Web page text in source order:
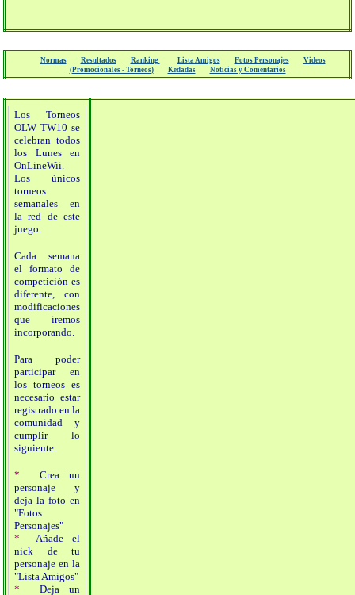
Normas Resultados Ranking Lista Amigos Fotos Personajes
Videos
(Promocionales - Torneos)
Kedadas Noticias y Comentarios
Los Torneos
OLW TW10 se
celebran todos
los Lunes en
OnLineWii.
Los únicos
torneos
semanales en
la red de este
juego.
Cada semana
el formato de
competición es
diferente, con
modificaciones
que iremos
incorporando.
Para poder
participar en
los torneos es
necesario estar
registrado en la
comunidad y
cumplir lo
siguiente:
* Crea un
personaje y
deja la foto en
"Fotos
Personajes"
* Añade el
nick de tu
personaje en la
"Lista Amigos"
*
Deja un